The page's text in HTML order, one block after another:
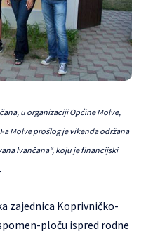
u organizaciji Općine Molve,
a Molve prošlog je vikenda održana
Ivančana“, koju je financijski
zajednica Koprivničko-
ploču ispred rodne